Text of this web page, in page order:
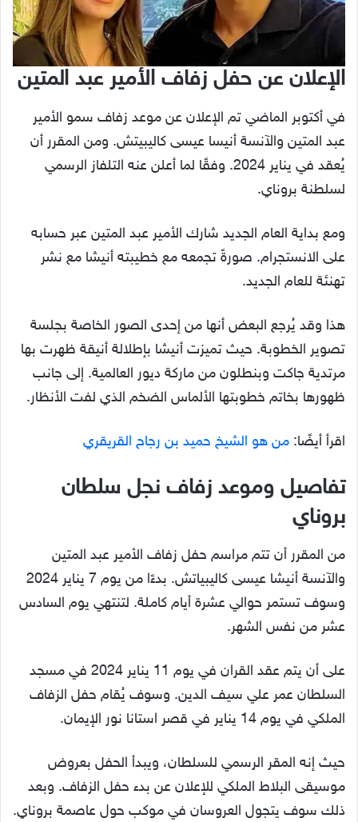
الإعلان عن حفل زفاف الأمير عبد المتين
في أكتوبر الماضي تم الإعلان عن موعد زفاف سمو الأمير
عبد المتين والآنسة أنيسا عيسى كاليبيتش. ومن المقرر أن
يُعقد في يناير 2024. وفقًا لما أعلن عنه التلفاز الرسمي
لسلطنة بروناي.
ومع بداية العام الجديد شارك الأمير عبد المتين عبر حسابه
على الانستجرام. صورةً تجمعه مع خطيبته أنيشا مع نشر
تهنئة للعام الجديد.
هذا وقد يُرجع البعض أنها من إحدى الصور الخاصة بجلسة
تصوير الخطوبة. حيث تميزت أنيشا بإطلالة أنيقة ظهرت بها
مرتدية جاكت وبنطلون من ماركة ديور العالمية. إلى جانب
ظهورها بخاتم خطوبتها الألماس الضخم الذي لفت الأنظار.
اقرأ أيضًا: من هو الشيخ حميد بن رجاح القريقري
تفاصيل وموعد زفاف نجل سلطان
بروناي
من المقرر أن تتم مراسم حفل زفاف الأمير عبد المتين
والآنسة أنيشا عيسى كاليبياتش. بدءًا من يوم 7 يناير 2024
وسوف تستمر حوالي عشرة أيام كاملة. لتنتهي يوم السادس
عشر من نفس الشهر.
على أن يتم عقد القران في يوم 11 يناير 2024 في مسجد
السلطان عمر علي سيف الدين. وسوف يُقام حفل الزفاف
الملكي في يوم 14 يناير في قصر استانا نور الإيمان.
حيث إنه المقر الرسمي للسلطان، ويبدأ الحفل بعروض
موسيقى البلاط الملكي للإعلان عن بدء حفل الزفاف. وبعد
ذلك سوف يتجول العروسان في موكب حول عاصمة بروناي.